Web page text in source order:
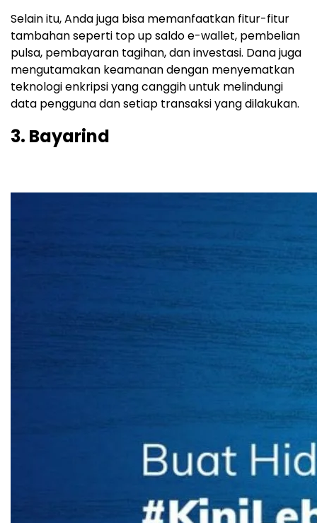
Selain itu, Anda juga bisa memanfaatkan fitur-fitur
tambahan seperti top up saldo e-wallet, pembelian
pulsa, pembayaran tagihan, dan investasi. Dana juga
mengutamakan keamanan dengan menyematkan
teknologi enkripsi yang canggih untuk melindungi
data pengguna dan setiap transaksi yang dilakukan.
3. Bayarind